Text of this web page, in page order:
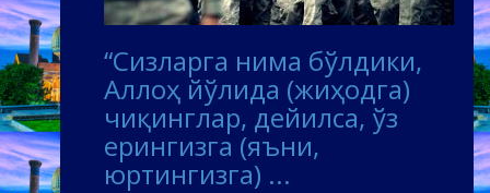
“Сизларга нима бўлдики,
Аллоҳ йўлида (жиҳодга)
чиқинглар, дейилса, ўз
ерингизга (яъни,
юртингизга) ...